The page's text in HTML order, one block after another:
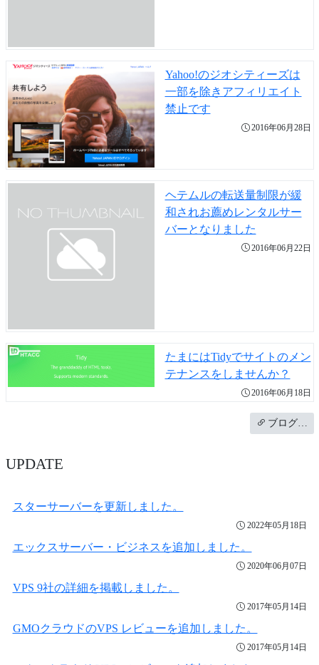
Yahoo!のジオシティーズは
一部を除きアフィリエイト
禁止です
2016年06月28日
ヘテムルの転送量制限が緩
和されお薦めレンタルサー
バーとなりました
2016年06月22日
たまにはTidyでサイトのメン
テナンスをしませんか？
2016年06月18日
ブログ…
UPDATE
スターサーバーを更新しました。
2022年05月18日
エックスサーバー・ビジネスを追加しました。
2020年06月07日
VPS 9社の詳細を掲載しました。
2017年05月14日
GMOクラウドのVPS レビューを追加しました。
2017年05月14日